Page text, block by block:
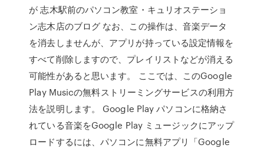
が 志木駅前のパソコン教室・キュリオステーショ
ン志木店のブログ なお、この操作は、音楽データ
を消去しませんが、アプリが持っている設定情報を
すべて削除しますので、プレイリストなどが消える
可能性があると思います。 ここでは、このGoogle
Play Musicの無料ストリーミングサービスの利用方
法を説明します。 Google Play パソコンに格納さ
れている音楽をGoogle Play ミュージックにアップ
ロードするには、パソコンに無料アプリ「Google